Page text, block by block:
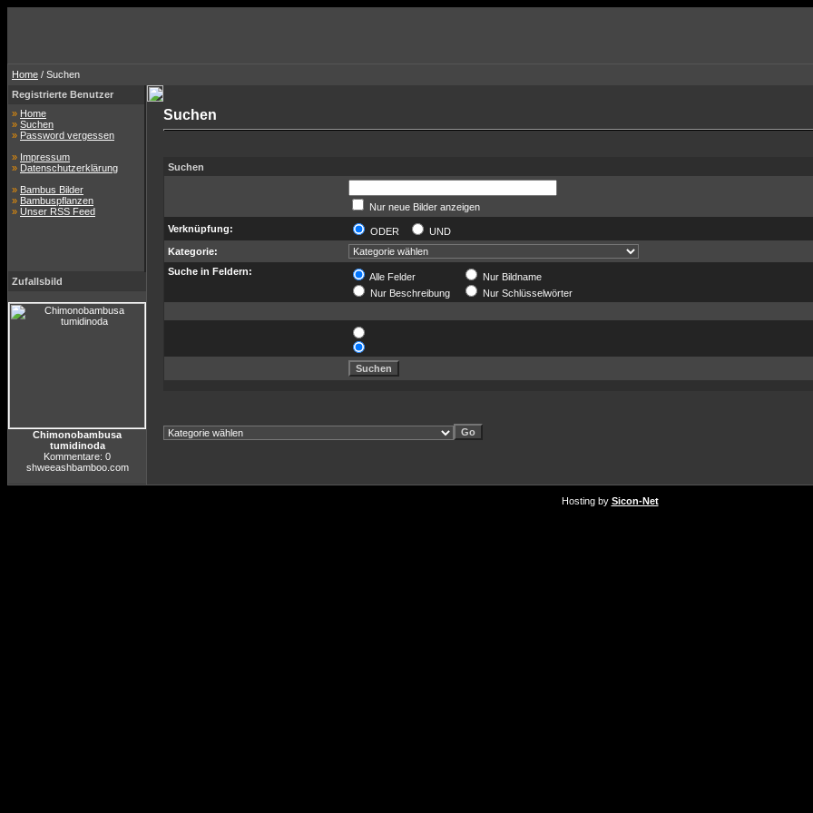
Home / Suchen
Registrierte Benutzer
» Home
» Suchen
» Password vergessen
» Impressum
» Datenschutzerklärung
» Bambus Bilder
» Bambuspflanzen
» Unser RSS Feed
Zufallsbild
Chimonobambusa
tumidinoda
Kommentare: 0
shweeashbamboo.com
Suchen
Suchen
Nur neue Bilder anzeigen
Verknüpfung:
ODER
UND
Kategorie:
Suche in Feldern:
Alle Felder
Nur Bildname
Nur Beschreibung
Nur Schlüsselwörter
Hosting by Sicon-Net